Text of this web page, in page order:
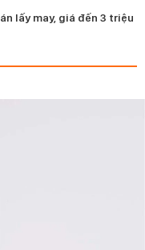
lấy may, giá đến 3 triệu